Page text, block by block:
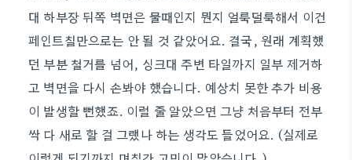
대 하부장 뒤쪽 벽면은 물때인지 뭔지 얼룩덜룩해서 이건
페인트칠만으로는 안 될 것 같았어요. 결국, 원래 계획했
던 부분 철거를 넘어, 싱크대 주변 타일까지 일부 제거하
고 벽면을 다시 손봐야 했습니다. 예상치 못한 추가 비용
이 발생할 뻔했죠. 이럴 줄 알았으면 그냥 처음부터 전부
싹 다 새로 할 걸 그랬나 하는 생각도 들었어요. (실제로